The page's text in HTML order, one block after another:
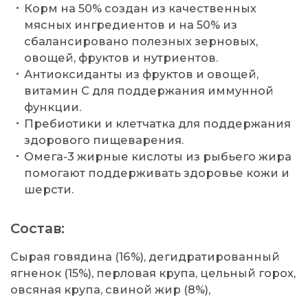
Корм на 50% создан из качественных
мясных ингредиентов и на 50% из
сбалансировано полезных зерновых,
овощей, фруктов и нутриентов.
Антиоксиданты из фруктов и овощей,
витамин С для поддержания иммунной
функции.
Пребиотики и клетчатка для поддержания
здорового пищеварения.
Омега-3 жирные кислоты из рыбьего жира
помогают поддерживать здоровье кожи и
шерсти.
Состав:
Сырая говядина (16%), дегидратированный
ягненок (15%), перловая крупа, цельный горох,
овсяная крупа, свиной жир (8%),